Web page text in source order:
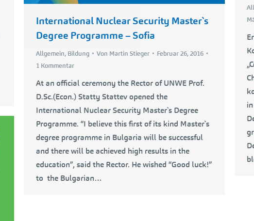
International Nuclear Security Master`s
Degree Programme – Sofia
Allgemein, Bildung Von Martin Stieger
Februar 26, 2016
1 Kommentar
At an official ceremony the Rector of UNWE Prof.
D.Sc.(Econ.) Statty Stattev opened the
International Nuclear Security Master`s Degree
Programme. “I believe this first of its kind Master`s
degree programme in Bulgaria will be successful
and there will be achieved high results in the
education”, said the Rector. He wished “Good luck!”
to the Bulgarian…